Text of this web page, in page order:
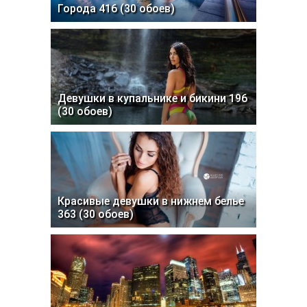
Города 416 (30 обоев)
Девушки в купальнике и бикини 196
(30 обоев)
Красивые девушки в нижнем белье
363 (30 обоев)